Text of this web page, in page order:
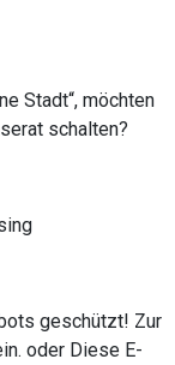
Stadt“, möchten
schalten?
geschützt! Zur
oder Diese E-